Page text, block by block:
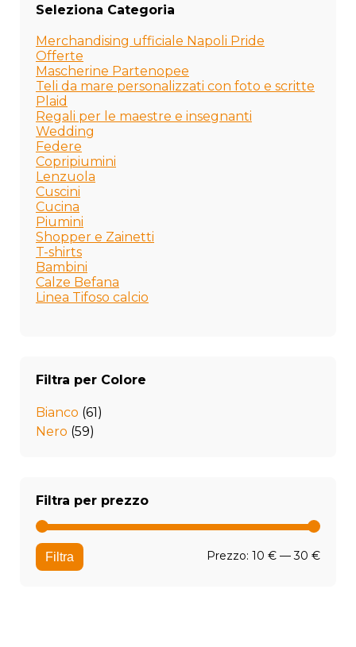
Seleziona Categoria
Merchandising ufficiale Napoli Pride
Offerte
Mascherine Partenopee
Teli da mare personalizzati con foto e scritte
Plaid
Regali per le maestre e insegnanti
Wedding
Federe
Copripiumini
Lenzuola
Cuscini
Cucina
Piumini
Shopper e Zainetti
T-shirts
Bambini
Calze Befana
Linea Tifoso calcio
Filtra per Colore
Bianco (61)
Nero (59)
Filtra per prezzo
Filtra Prezzo: 10 € —30 €